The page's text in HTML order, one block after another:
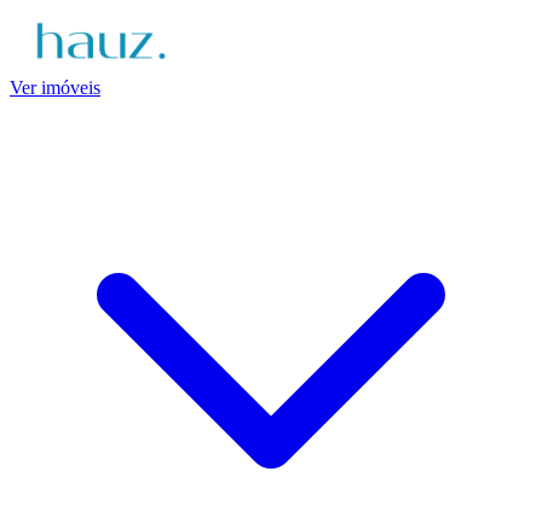
Ver imóveis